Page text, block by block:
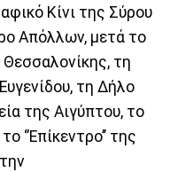
Κίνι της Σύρου
Απόλλων, μετά το
τη
τη Δήλο
της Αιγύπτου, το
της